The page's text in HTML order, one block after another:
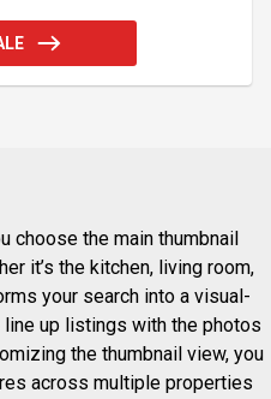
planchers chauffants et
parfaits autour de
choose the main thumbnail
it’s the kitchen, living room,
your search into a visual-
up listings with the photos
the thumbnail view, you
across multiple properties